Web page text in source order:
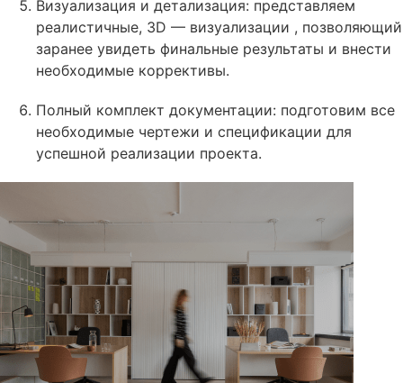
Визуализация и детализация: представляем
реалистичные, 3D — визуализации , позволяющий
заранее увидеть финальные результаты и внести
необходимые коррективы.
Полный комплект документации: подготовим все
необходимые чертежи и спецификации для
успешной реализации проекта.